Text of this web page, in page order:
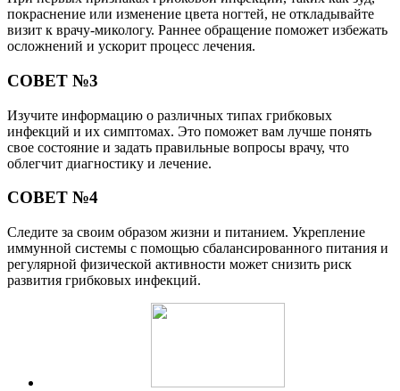
покраснение или изменение цвета ногтей, не откладывайте
визит к врачу-микологу. Раннее обращение поможет избежать
осложнений и ускорит процесс лечения.
СОВЕТ №3
Изучите информацию о различных типах грибковых
инфекций и их симптомах. Это поможет вам лучше понять
свое состояние и задать правильные вопросы врачу, что
облегчит диагностику и лечение.
СОВЕТ №4
Следите за своим образом жизни и питанием. Укрепление
иммунной системы с помощью сбалансированного питания и
регулярной физической активности может снизить риск
развития грибковых инфекций.